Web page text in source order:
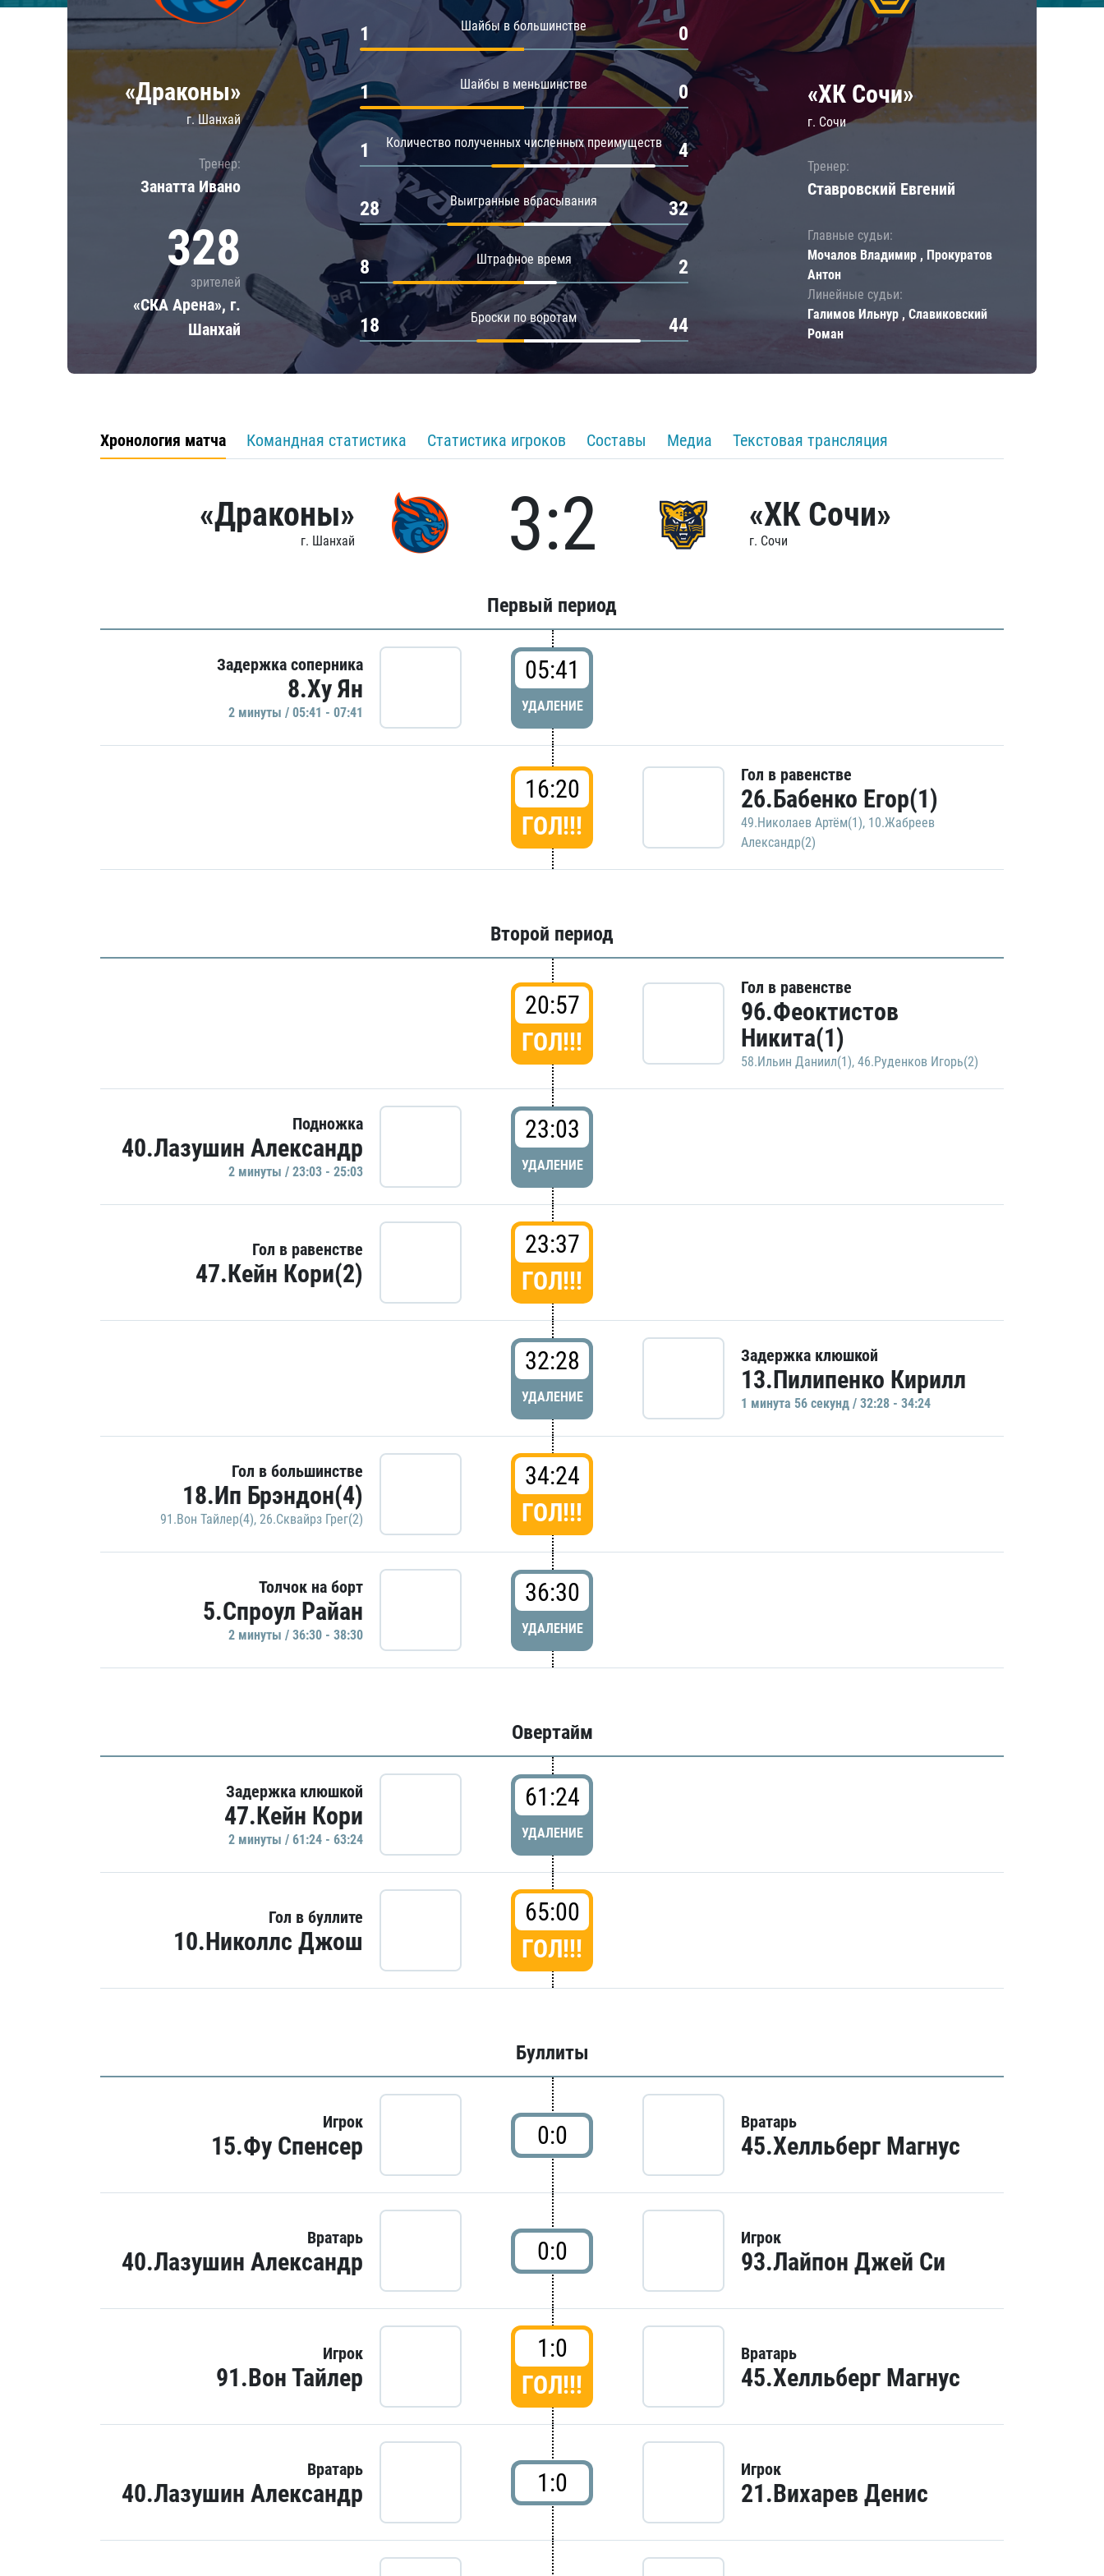
Локомотив
Шанхайские Драконы
Амур
Барыс
Салават Юлаев
«Драконы»
г. Шанхай
Тренер:
Занатта Иванo
328
зрителей
«СКА Арена», г.
Шанхай
Шайбы в большинстве
1 0
Шайбы в меньшинстве
1 0
Количество полученных численных преимуществ
1 4
Выигранные вбрасывания
28 32
Штрафное время
8 2
Броски по воротам
18 44
«ХК Сочи»
г. Сочи
Тренер:
Ставровский Евгений
Главные судьи:
Мочалов Владимир , Прокуратов
Антон
Линейные судьи:
Галимов Ильнур , Славиковский
Роман
Хронология матча Командная статистика Статистика игроков Составы Медиа Текстовая трансляция
«Драконы»
г. Шанхай 3:2 «ХК Сочи»
г. Сочи
Первый период
Задержка соперника
8.Ху Ян
2 минуты / 05:41 - 07:41
05:41
УДАЛЕНИЕ
16:20
ГОЛ!!!
Гол в равенстве
26.Бабенко Егор(1)
49.Николаев Артём(1), 10.Жабреев
Александр(2)
Второй период
20:57
ГОЛ!!!
Гол в равенстве
96.Феоктистов
Никита(1)
58.Ильин Даниил(1), 46.Руденков Игорь(2)
Подножка
40.Лазушин Александр
2 минуты / 23:03 - 25:03
23:03
УДАЛЕНИЕ
Гол в равенстве
47.Кейн Кори(2)
23:37
ГОЛ!!!
32:28
УДАЛЕНИЕ
Задержка клюшкой
13.Пилипенко Кирилл
1 минутa 56 секунд / 32:28 - 34:24
Гол в большинстве
18.Ип Брэндон(4)
91.Вон Тайлер(4), 26.Сквайрз Грег(2)
34:24
ГОЛ!!!
Толчок на борт
5.Спроул Райан
2 минуты / 36:30 - 38:30
36:30
УДАЛЕНИЕ
Овертайм
Задержка клюшкой
47.Кейн Кори
2 минуты / 61:24 - 63:24
61:24
УДАЛЕНИЕ
Гол в буллите
10.Николлс Джош
65:00
ГОЛ!!!
Буллиты
Игрок
15.Фу Спенсер 0:0 Вратарь
45.Хелльберг Магнус
Вратарь
40.Лазушин Александр 0:0 Игрок
93.Лайпон Джей Си
Игрок
91.Вон Тайлер
1:0
ГОЛ!!!
Вратарь
45.Хелльберг Магнус
Вратарь
40.Лазушин Александр 1:0 Игрок
21.Вихарев Денис